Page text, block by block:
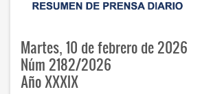
Martes, 10 de febrero de 2026
Núm 2182/2026
Año XXXIX